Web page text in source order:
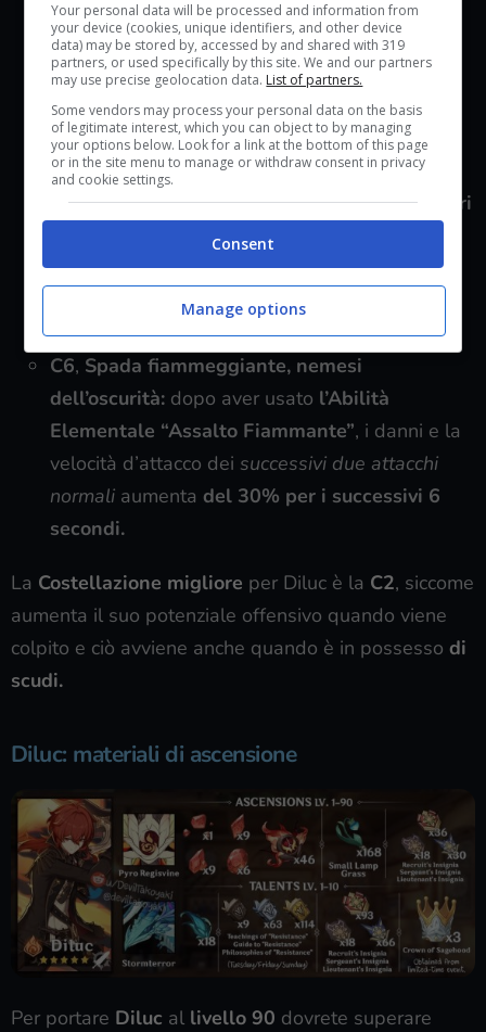
potenziamento è 15.
C4,Corrente di fiamme:utilizzandol’Abilità
Elementale “Assalto fiammante”in combo –
quindi con le giuste tempistiche – i danni inflitti
aumentano di molto. Dopo 2 secondi dal suo
uso, quando l’Abilità Elelementale viene usata
in una nuova combo arreca danni aggiuntivi
pari
(tale effetto dura per 2 secondi).
C5,La fenice, messaggera dell’alba:aumenta
di “Alba” . Il livello massimo di
potenziamento è 15.
C6, Spada fiammeggiante, nemesi
dell’oscurità: dopo aver usato l’Abilità
Elementale “Assalto Fiammante”, i danni e la
velocità d’attacco dei successivi due attacchi
normali aumenta del 30% per i successivi 6
secondi.
La Costellazione migliore per Diluc è la C2, siccome
aumenta il suo potenziale offensivo quando viene
colpito e ciò avviene anche quando è in possesso di
scudi.
Diluc: materiali di ascensione
Per portare Diluc al livello 90 dovrete superare
Your personal data will be processed and information from
your device (cookies, unique identifiers, and other device
data) may be stored by, accessed by and shared with 319
partners, or used specifically by this site. We and our partners
may use precise geolocation data. List of partners.
Some vendors may process your personal data on the basis
of legitimate interest, which you can object to by managing
your options below. Look for a link at the bottom of this page
or in the site menu to manage or withdraw consent in privacy
and cookie settings.
Consent
Manage options